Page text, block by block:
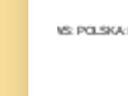
POLSKA: